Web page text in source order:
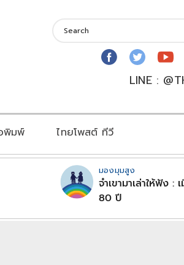
LINE :
พิมพ์ ไทยโพสต์ ทีวี
มองมุมสูง
จำเขามาเล่าให้ฟัง :
80 ปี